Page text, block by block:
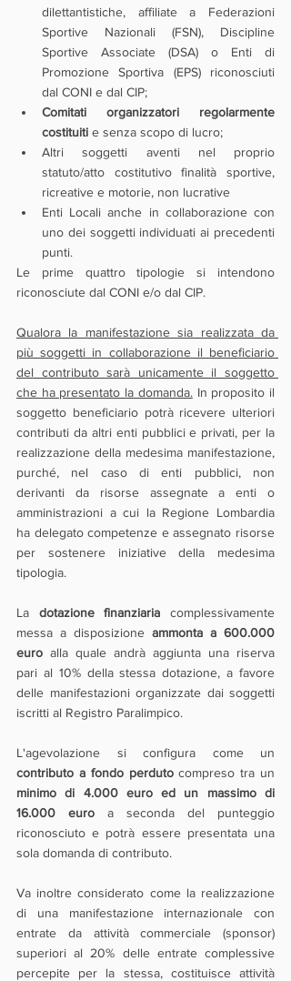
dilettantistiche, affiliate a Federazioni
Sportive Nazionali (FSN), Discipline
Sportive Associate (DSA) o Enti di
Promozione Sportiva (EPS) riconosciuti
dal CONI e dal CIP;
Comitati organizzatori regolarmente
costituiti e senza scopo di lucro;
Altri soggetti aventi nel proprio
statuto/atto costitutivo finalità sportive,
ricreative e motorie, non lucrative
Enti Locali anche in collaborazione con
uno dei soggetti individuati ai precedenti
punti.
Le prime quattro tipologie si intendono
riconosciute dal CONI e/o dal CIP.
Qualora la manifestazione sia realizzata da
più soggetti in collaborazione il beneficiario
del contributo sarà unicamente il soggetto
che ha presentato la domanda. In proposito il
soggetto beneficiario potrà ricevere ulteriori
contributi da altri enti pubblici e privati, per la
realizzazione della medesima manifestazione,
purché, nel caso di enti pubblici, non
derivanti da risorse assegnate a enti o
amministrazioni a cui la Regione Lombardia
ha delegato competenze e assegnato risorse
per sostenere iniziative della medesima
tipologia.
La dotazione finanziaria complessivamente
messa a disposizione ammonta a 600.000
euro alla quale andrà aggiunta una riserva
pari al 10% della stessa dotazione, a favore
delle manifestazioni organizzate dai soggetti
iscritti al Registro Paralimpico.
contributo a fondo perduto
minimo di 4.000 euro ed un massimo di
16.000 euro a seconda del punteggio
riconosciuto e potrà essere presentata una
sola domanda di contributo.
Va inoltre considerato come la realizzazione
di una manifestazione internazionale con
entrate da attività commerciale (sponsor)
superiori al 20% delle entrate complessive
percepite per la stessa, costituisce attività